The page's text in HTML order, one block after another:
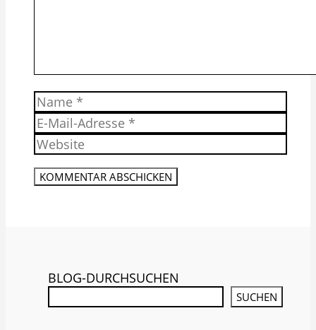
Name
E-
Mail-
Adresse
Website
BLOG-DURCHSUCHEN
SUCHEN